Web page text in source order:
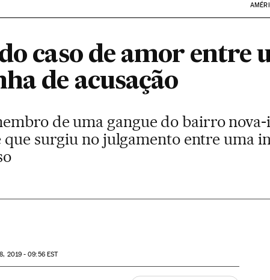
caso de amor entre
de acusação
de uma gangue do bairro
que surgiu no julgamento entre uma
2019 - 09:56EST